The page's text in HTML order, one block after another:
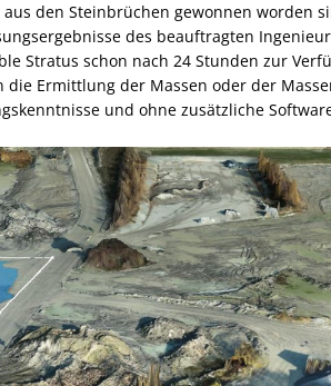
den Steinbrüchen gewonnen worden
des beauftragten
Stratus schon nach 24 Stunden zur
Ermittlung der Massen oder der
und ohne zusätzliche